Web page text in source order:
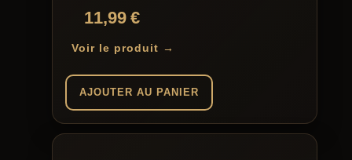
11,99€
Voir le produit →
AJOUTER AU PANIER